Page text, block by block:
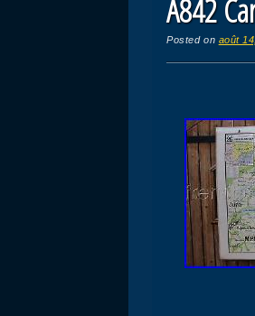
A842
Posted on août